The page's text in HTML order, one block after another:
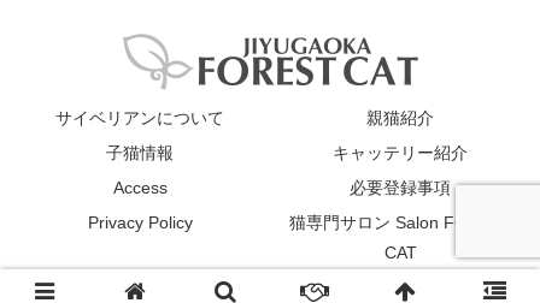
サイベリアンについて
親猫紹介
子猫情報
キャッテリー紹介
Access
必要登録事項
Privacy Policy
猫専門サロン Salon FOREST
CAT
© 2019 JIYUGAOKA FOREST CAT All Rights Reserved.